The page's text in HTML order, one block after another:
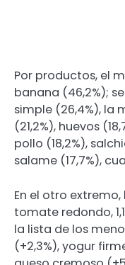
Por productos, el
banana (46,2%);
simple (26,4%), la
(21,2%), huevos
pollo (18,2%),
salame (17,7%),
En el otro extremo,
tomate redondo,
la lista de los
(+2,3%), yogur